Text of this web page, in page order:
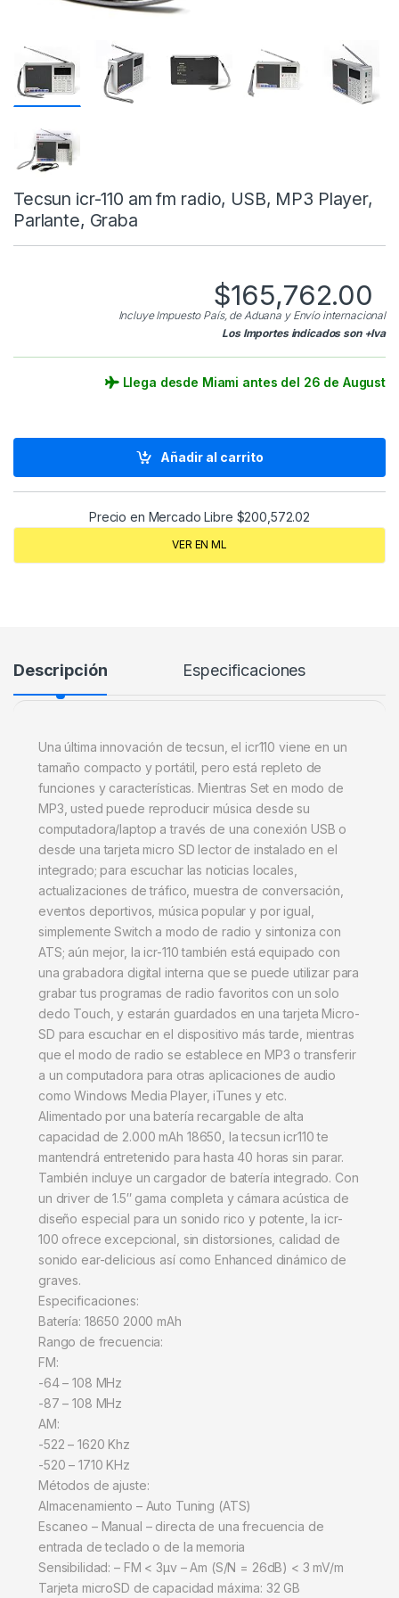
Tecsun icr-110 am fm radio, USB, MP3 Player,
Parlante, Graba
$165,762.00
Incluye Impuesto País, de Aduana y Envío internacional
Los Importes indicados son +Iva
Llega desde Miami antes del 26 de August
Añadir al carrito
Precio en Mercado Libre $200,572.02
VER EN ML
Descripción Especificaciones
Una última innovación de tecsun, el icr110 viene en un
tamaño compacto y portátil, pero está repleto de
funciones y características. Mientras Set en modo de
MP3, usted puede reproducir música desde su
computadora/laptop a través de una conexión USB o
desde una tarjeta micro SD lector de instalado en el
integrado; para escuchar las noticias locales,
actualizaciones de tráfico, muestra de conversación,
eventos deportivos, música popular y por igual,
simplemente Switch a modo de radio y sintoniza con
ATS; aún mejor, la icr-110 también está equipado con
una grabadora digital interna que se puede utilizar para
grabar tus programas de radio favoritos con un solo
dedo Touch, y estarán guardados en una tarjeta Micro-
SD para escuchar en el dispositivo más tarde, mientras
que el modo de radio se establece en MP3 o transferir
a un computadora para otras aplicaciones de audio
como Windows Media Player, iTunes y etc.
Alimentado por una batería recargable de alta
capacidad de 2.000 mAh 18650, la tecsun icr110 te
mantendrá entretenido para hasta 40 horas sin parar.
También incluye un cargador de batería integrado. Con
un driver de 1.5″ gama completa y cámara acústica de
diseño especial para un sonido rico y potente, la icr-
100 ofrece excepcional, sin distorsiones, calidad de
sonido ear-delicious así como Enhanced dinámico de
graves.
Especificaciones:
Batería: 18650 2000 mAh
Rango de frecuencia:
FM:
-64 – 108 MHz
-87 – 108 MHz
AM:
-522 – 1620 Khz
-520 – 1710 KHz
Métodos de ajuste:
Almacenamiento – Auto Tuning (ATS)
Escaneo – Manual – directa de una frecuencia de
entrada de teclado o de la memoria
Sensibilidad: – FM < 3μv – Am (S/N = 26dB) < 3 mV/m
Tarjeta microSD de capacidad máxima: 32 GB